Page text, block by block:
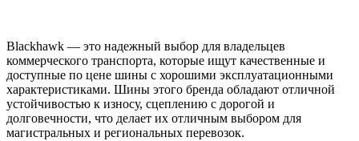
Blackhawk — это надежный выбор для владельцев
коммерческого транспорта, которые ищут качественные и
доступные по цене шины с хорошими эксплуатационными
характеристиками. Шины этого бренда обладают отличной
устойчивостью к износу, сцеплению с дорогой и
долговечности, что делает их отличным выбором для
магистральных и региональных перевозок.